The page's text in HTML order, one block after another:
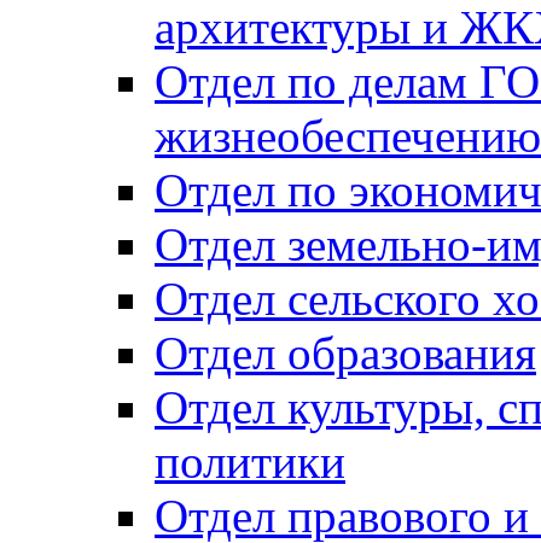
архитектуры и
Отдел по делам
Отдел по
Отдел земельно-
Отдел сельского
Отдел образования
Отдел культуры,
политики
Отдел правового